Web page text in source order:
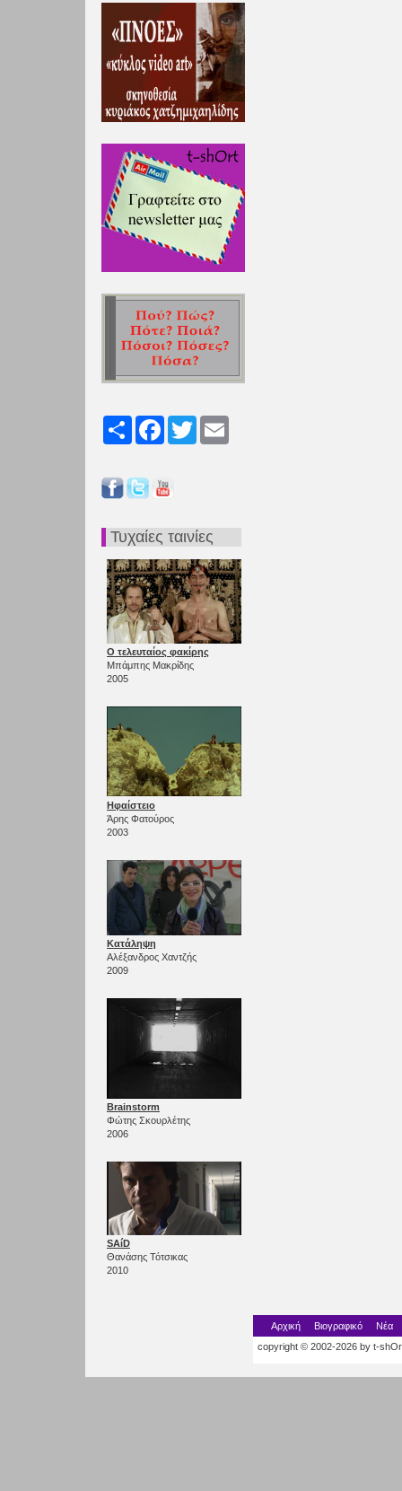
Share FacebookTwitter
Τυχαίες ταινίες
Ο τελευταίος φακίρης
Μπάμπης Μακρίδης
2005
Ηφαίστειο
Άρης Φατούρος
2003
Κατάληψη
Αλέξανδρος Χαντζής
2009
Brainstorm
Φώτης Σκουρλέτης
2006
SAíD
Θανάσης Τότσικας
2010
Αρχική Βιογραφικό
Νέα
copyright © 2002-2026 by t-